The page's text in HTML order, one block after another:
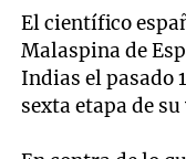
El científico
Malaspina de
Indias el pasado
sexta etapa de